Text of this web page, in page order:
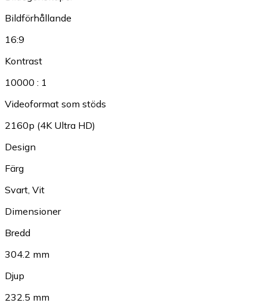
Bildförhållande
16:9
Kontrast
10000 : 1
Videoformat som stöds
2160p (4K Ultra HD)
Design
Färg
Svart, Vit
Dimensioner
Bredd
304.2 mm
Djup
232.5 mm